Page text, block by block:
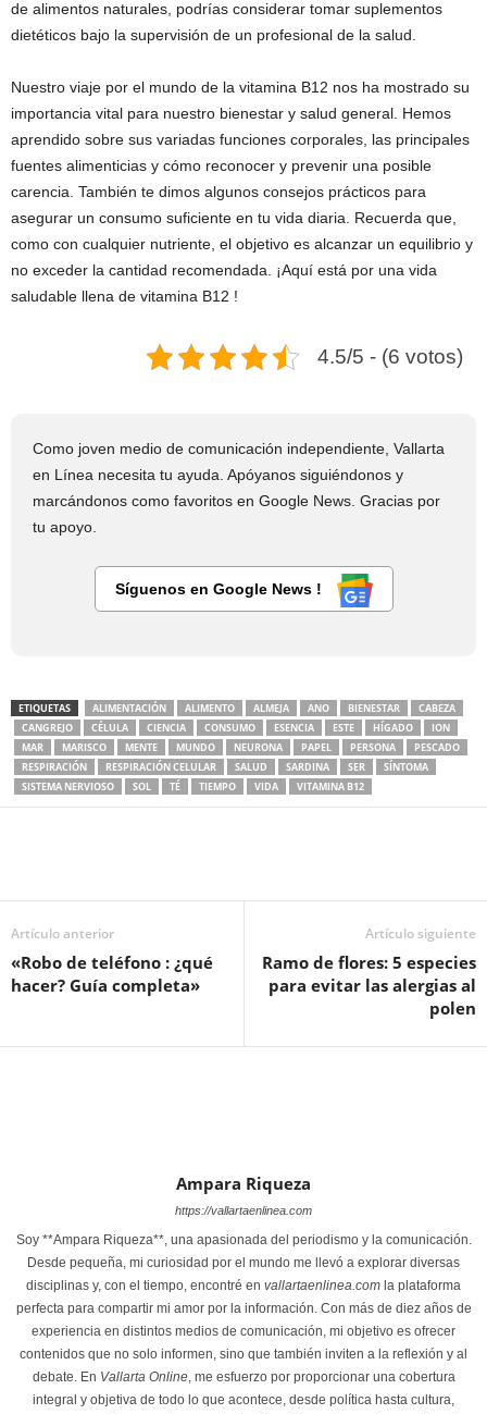
de alimentos naturales, podrías considerar tomar suplementos
dietéticos bajo la supervisión de un profesional de la salud.
Nuestro viaje por el mundo de la vitamina B12 nos ha mostrado su
importancia vital para nuestro bienestar y salud general. Hemos
aprendido sobre sus variadas funciones corporales, las principales
fuentes alimenticias y cómo reconocer y prevenir una posible
carencia. También te dimos algunos consejos prácticos para
asegurar un consumo suficiente en tu vida diaria. Recuerda que,
como con cualquier nutriente, el objetivo es alcanzar un equilibrio y
no exceder la cantidad recomendada. ¡Aquí está por una vida
saludable llena de vitamina B12 !
4.5/5 - (6 votos)
Como joven medio de comunicación independiente, Vallarta
en Línea necesita tu ayuda. Apóyanos siguiéndonos y
marcándonos como favoritos en Google News. Gracias por
tu apoyo.
Síguenos en Google News !
ETIQUETAS ALIMENTACIÓN ALIMENTO ALMEJA ANO BIENESTAR
CABEZA
CANGREJO
CÉLULA CIENCIA CONSUMO ESENCIA ESTE HÍGADO
ION
MAR
MARISCO MENTE MUNDO NEURONA PAPEL PERSONA
PESCADO
RESPIRACIÓN
RESPIRACIÓN CELULAR SALUD SARDINA SER
SÍNTOMA
SISTEMA NERVIOSO
SOL TÉ TIEMPO VIDA VITAMINA B12
Artículo anterior
«Robo de teléfono : ¿qué
hacer? Guía completa»
Artículo siguiente
Ramo de flores: 5 especies
para evitar las alergias al
polen
Ampara Riqueza
https://vallartaenlinea.com
Soy **Ampara Riqueza**, una apasionada del periodismo y la comunicación.
Desde pequeña, mi curiosidad por el mundo me llevó a explorar diversas
disciplinas y, con el tiempo, encontré en vallartaenlinea.com la plataforma
perfecta para compartir mi amor por la información. Con más de diez años de
experiencia en distintos medios de comunicación, mi objetivo es ofrecer
contenidos que no solo informen, sino que también inviten a la reflexión y al
debate. En Vallarta Online, me esfuerzo por proporcionar una cobertura
integral y objetiva de todo lo que acontece, desde política hasta cultura,